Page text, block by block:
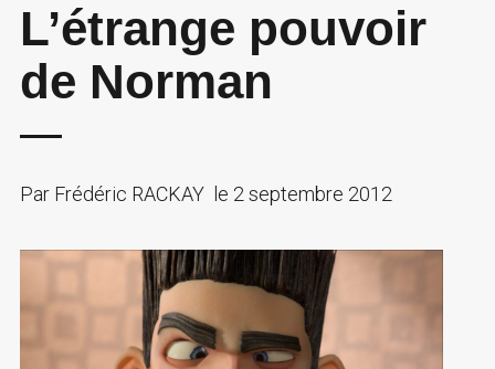
L’étrange pouvoir
de Norman
ParFrédéric RACKAY le 2 septembre 2012